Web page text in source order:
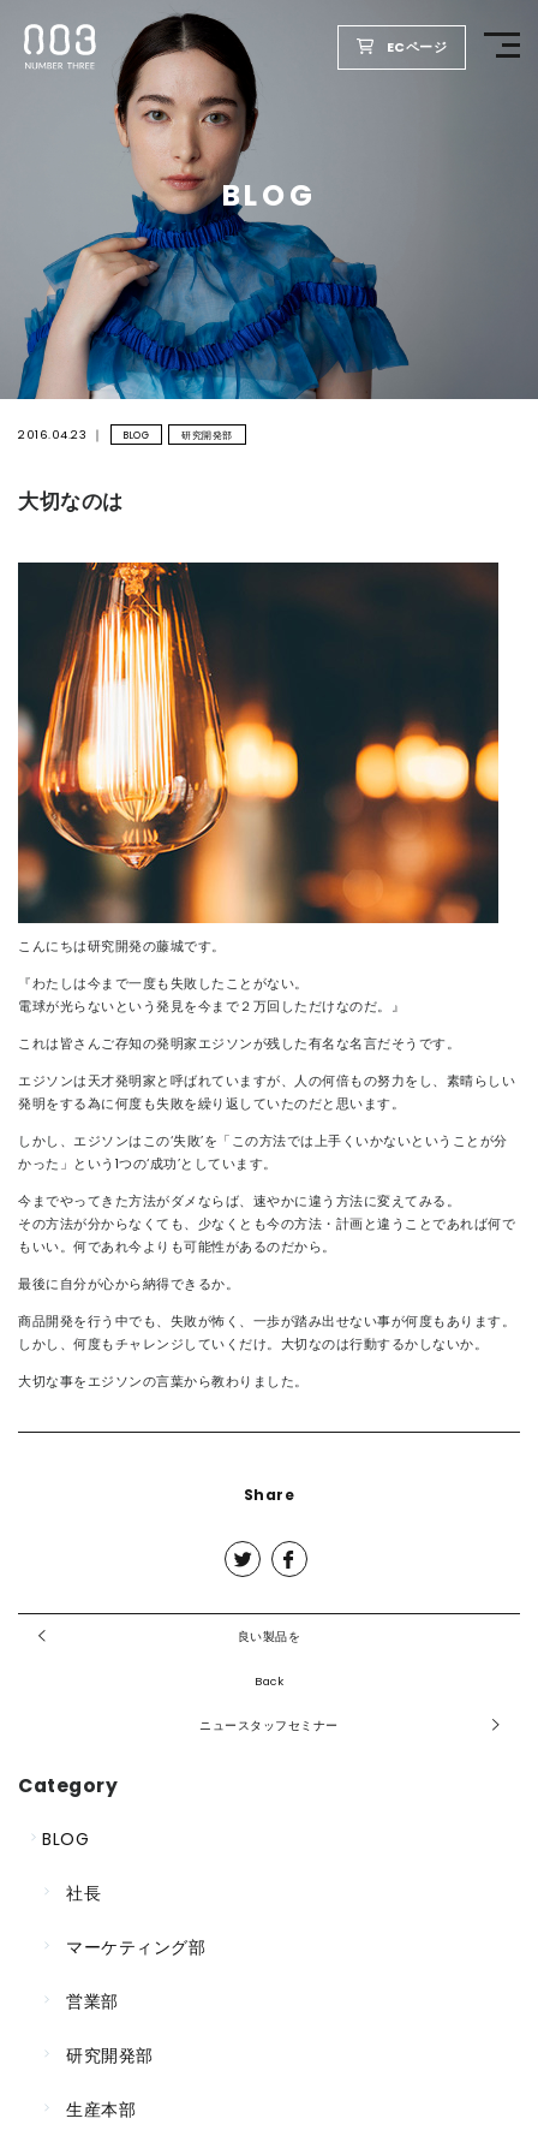
ECページ
BLOG
2016.04.23 BLOG 研究開発部
大切なのは
こんにちは研究開発の藤城です。
『わたしは今まで一度も失敗したことがない。
電球が光らないという発見を今まで２万回しただけなのだ。』
これは皆さんご存知の発明家エジソンが残した有名な名言だそうです。
エジソンは天才発明家と呼ばれていますが、人の何倍もの努力をし、素晴らしい
発明をする為に何度も失敗を繰り返していたのだと思います。
しかし、エジソンはこの‘失敗’を「この方法では上手くいかないということが分
かった」という1つの‘成功’としています。
今までやってきた方法がダメならば、速やかに違う方法に変えてみる。
その方法が分からなくても、少なくとも今の方法・計画と違うことであれば何で
もいい。何であれ今よりも可能性があるのだから。
最後に自分が心から納得できるか。
商品開発を行う中でも、失敗が怖く、一歩が踏み出せない事が何度もあります。
しかし、何度もチャレンジしていくだけ。大切なのは行動するかしないか。
大切な事をエジソンの言葉から教わりました。
Share
良い製品を
Back
ニュースタッフセミナー
Category
BLOG
社長
マーケティング部
営業部
研究開発部
生産本部
TOP
PRODUCTS
WELLBEING REPORT
FOR SALON
COMPANY